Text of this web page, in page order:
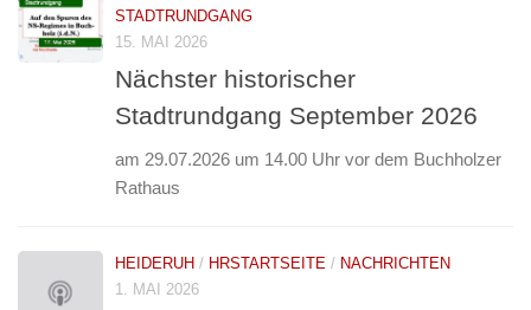
STADTRUNDGANG
15. MAI 2026
Nächster historischer
Stadtrundgang September 2026
am 29.07.2026 um 14.00 Uhr vor dem Buchholzer
Rathaus
HEIDERUH / HRSTARTSEITE / NACHRICHTEN
1. MAI 2026